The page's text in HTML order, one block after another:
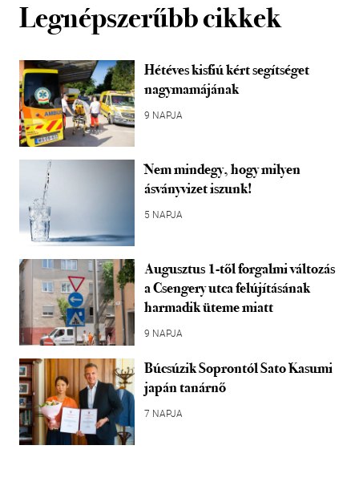
Legnépszerűbb cikkek
Hétéves kisfiú kért segítséget
nagymamájának
9 NAPJA
Nem mindegy, hogy milyen
ásványvizet iszunk!
5 NAPJA
Augusztus 1-től forgalmi változás
a Csengery utca felújításának
harmadik üteme miatt
9 NAPJA
Búcsúzik Soprontól Sato Kasumi
japán tanárnő
7 NAPJA